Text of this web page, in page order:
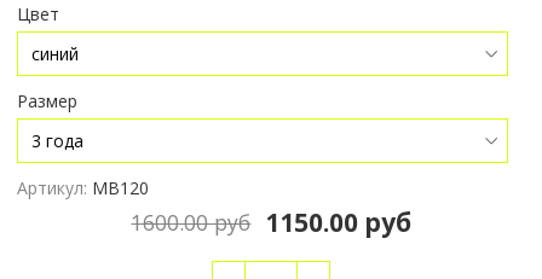
Цвет
Размер
Артикул: МВ120
1600.00 руб 1150.00 руб